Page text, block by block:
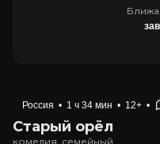
Россия • 1 ч 34 мин • 12+ •
Старый орёл
комедия, семейный